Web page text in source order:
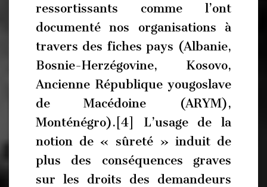
ressortissants comme l’ont
documenté nos organisations à
travers des fiches pays (Albanie,
Bosnie-Herzégovine, Kosovo,
Ancienne République yougoslave
de Macédoine (ARYM),
Monténégro).[4] L’usage de la
notion de « sûreté » induit de
plus des conséquences graves
sur les droits des demandeurs